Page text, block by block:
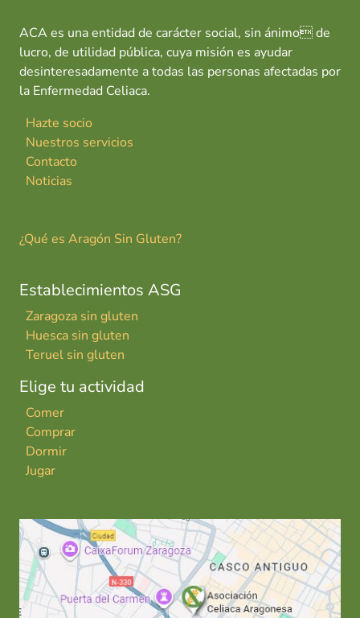
ACA es una entidad de carácter social, sin ánimo de
lucro, de utilidad pública, cuya misión es ayudar
desinteresadamente a todas las personas afectadas por
la Enfermedad Celiaca.
Hazte socio
Nuestros servicios
Contacto
Noticias
¿Qué es Aragón Sin Gluten?
Establecimientos ASG
Zaragoza sin gluten
Huesca sin gluten
Teruel sin gluten
Elige tu actividad
Comer
Comprar
Dormir
Jugar